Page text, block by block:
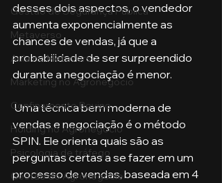
Gestão de Segurança Publica
Metaverso
Aula no Metaverso
Marketing no Agronegócio
Confinamento Bovino
Holding no Agronegócio
Psicologia de tráfego
Gestão do Agronegócio
desses dois aspectos, o vendedor
aumenta exponencialmente as
chances de vendas, já que a
probabilidade de ser surpreendido
durante a negociação é menor.
Uma técnica bem moderna de
vendas e negociação é o método
SPIN. Ele orienta quais são as
perguntas certas a se fazer em um
processo de vendas, baseada em 4